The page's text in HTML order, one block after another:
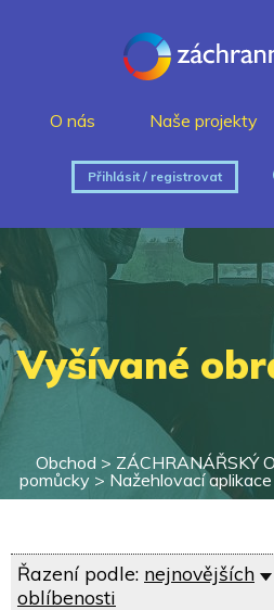
O nás Naše projekty
Přihlásit / registrovat
Vyšívané
Obchod > ZÁCHRANÁŘSKÝ
pomůcky > Nažehlovací aplikace
Řazení podle: nejnovějších
oblíbenosti